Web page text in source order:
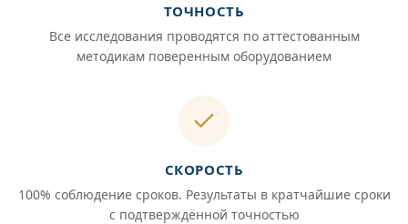
ТОЧНОСТЬ
Все исследования проводятся по аттестованным
методикам поверенным оборудованием
СКОРОСТЬ
100% соблюдение сроков. Результаты в кратчайшие сроки
с подтверждённой точностью